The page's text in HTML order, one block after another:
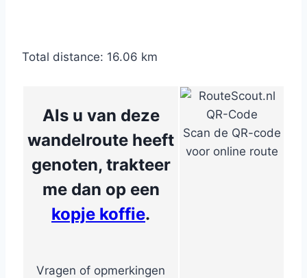
Total distance: 16.06 km
Als u van deze
wandelroute heeft
genoten, trakteer
me dan op een
kopje koffie.
Vragen of opmerkingen
Scan de QR-code
voor online route